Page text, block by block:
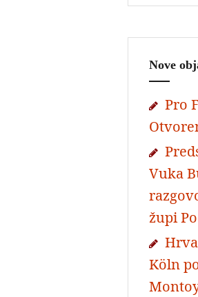
Nove
Pro
Vuka
župi
Köln